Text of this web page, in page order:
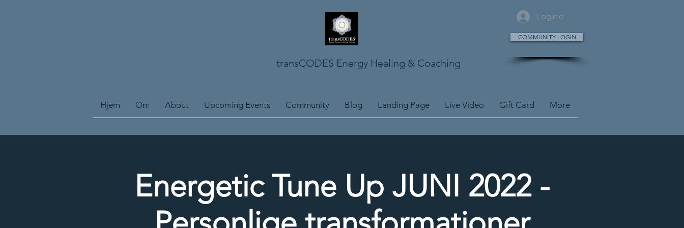
Log ind
COMMUNITY LOGIN
transCODES Energy Healing & Coaching
Hjem Om About Upcoming Events Community Blog Landing Page Live Video Gift Card More
Energetic Tune Up JUNI 2022 -